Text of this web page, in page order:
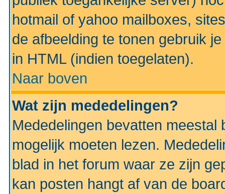
hotmail of yahoo mailboxes,
de afbeelding te tonen gebruik
in HTML (indien toegelaten).
Naar boven
Wat zijn mededelingen?
Mededelingen bevatten
mogelijk moeten lezen.
blad in het forum waar ze zijn
kan posten hangt af van de